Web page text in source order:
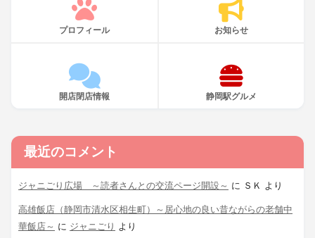
プロフィール お知らせ
開店閉店情報 静岡駅グルメ
最近のコメント
ジャニごり広場 ～読者さんとの交流ページ開設～ に ＳＫ より
高雄飯店（静岡市清水区相生町）～居心地の良い昔ながらの老舗中
華飯店～ に ジャニごり より